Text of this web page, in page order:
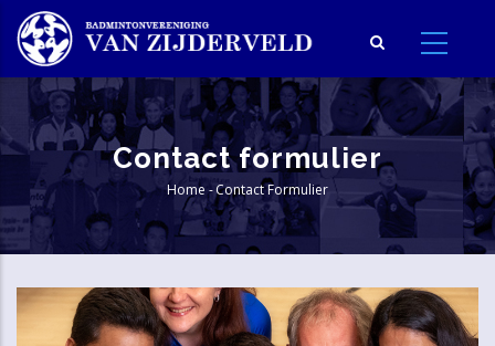
Skip
main
content
Contact formulier
Breadcrumb
Home -Contact Formulier